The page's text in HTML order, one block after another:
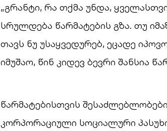
„გრანტი, რა თქმა უნდა,
სრულდება წარმატების გზა. თუ
თავს ნუ უსაყვედურებ, ეცადე
იმუშაო, წინ კიდევ ბევრი შანსია
წარმატებისთვის
კორპორაციული სოციალური